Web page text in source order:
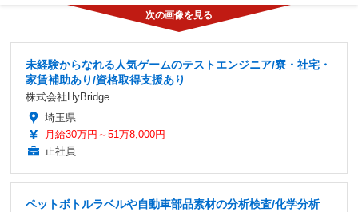
未経験からなれる人気ゲームのテストエンジニア/寮・社宅・
家賃補助あり/資格取得支援あり
株式会社HyBridge
埼玉県
月給30万円～51万8,000円
正社員
ペットボトルラベルや自動車部品素材の分析検査/化学分析